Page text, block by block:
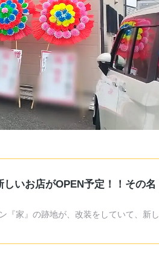
しいお店がOPEN予定！！その名
『家』の跡地が、改装をしていて、新し